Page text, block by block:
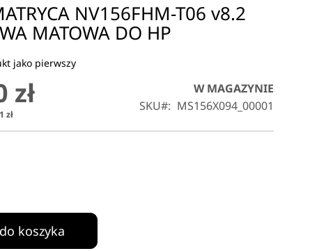
NV156FHM-T06 v8.2
MATOWA DO HP
jako pierwszy
zł
zł
W MAGAZYNIE
SKU
MS156X094_00001
koszyka